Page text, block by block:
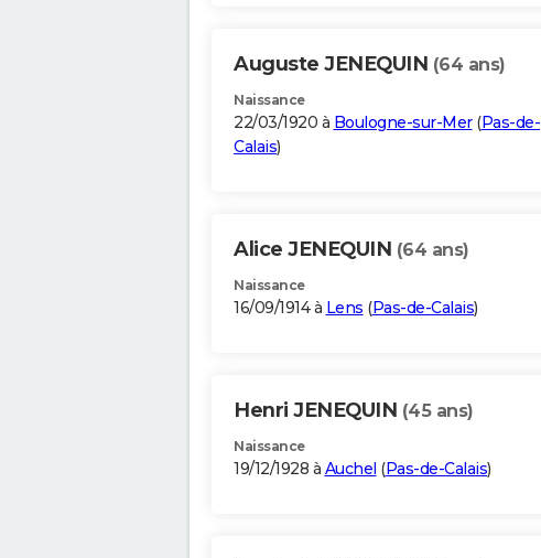
Auguste JENEQUIN (64 ans)
Naissance
22/03/1920 à Boulogne-sur-Mer(Pas-de-
Calais)
Alice JENEQUIN (64 ans)
Naissance
16/09/1914 à Lens (Pas-de-Calais)
Henri JENEQUIN (45 ans)
Naissance
19/12/1928 à Auchel (Pas-de-Calais)